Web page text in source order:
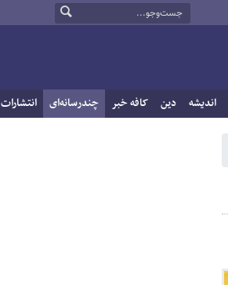
اندیشه دین کافه خبر چندرسانه‌ای انتشارات